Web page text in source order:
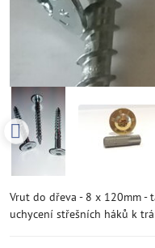
Vrut do dřeva - 8 x 120mm -
uchycení střešních háků k